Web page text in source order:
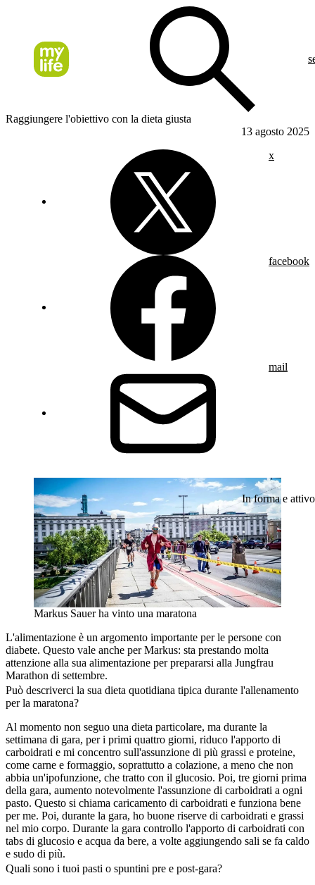
Raggiungere l'obiettivo con la dieta giusta
13 agosto 2025
x
facebook
mail
In forma e attivo
Markus Sauer ha vinto una maratona
L'alimentazione è un argomento importante per le persone con
diabete. Questo vale anche per Markus: sta prestando molta
attenzione alla sua alimentazione per prepararsi alla Jungfrau
Marathon di settembre.
Può descriverci la sua dieta quotidiana tipica durante l'allenamento
per la maratona?
Al momento non seguo una dieta particolare, ma durante la
settimana di gara, per i primi quattro giorni, riduco l'apporto di
carboidrati e mi concentro sull'assunzione di più grassi e proteine,
come carne e formaggio, soprattutto a colazione, a meno che non
abbia un'ipofunzione, che tratto con il glucosio. Poi, tre giorni prima
della gara, aumento notevolmente l'assunzione di carboidrati a ogni
pasto. Questo si chiama caricamento di carboidrati e funziona bene
per me. Poi, durante la gara, ho buone riserve di carboidrati e grassi
nel mio corpo. Durante la gara controllo l'apporto di carboidrati con
tabs di glucosio e acqua da bere, a volte aggiungendo sali se fa caldo
e sudo di più.
Quali sono i tuoi pasti o spuntini pre e post-gara?